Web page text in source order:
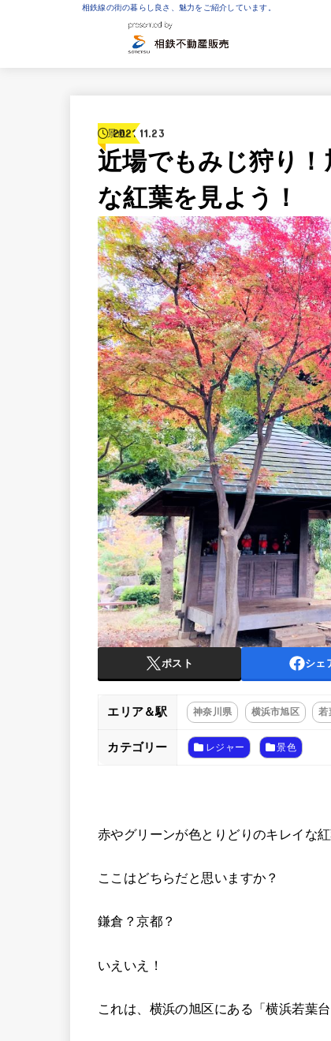
相鉄線の街の暮らし良さ、魅力をご紹介しています。
景色
2021.11.23
近場でもみじ狩り
な紅葉を見よう！
ポスト シェ
エリア＆駅 神奈川県 横浜市旭区 若
カテゴリー レジャー 景色
赤やグリーンが色とりどりのキレイな
ここはどちらだと思いますか？
鎌倉？京都？
いえいえ！
これは、横浜の旭区にある「横浜若葉